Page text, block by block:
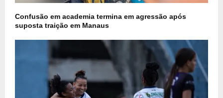
Confusão em academia termina em agressão após
suposta traição em Manaus